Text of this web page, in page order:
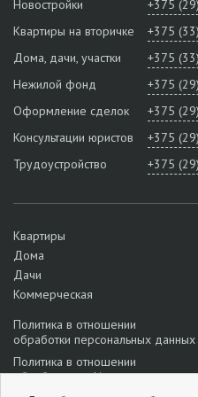
Новостройки
+375
Квартиры на вторичке
+375
Дома, дачи, участки
+375
Нежилой фонд
+375
Оформление сделок
+375
Консультации юристов
+375
Трудоустройство
+375
Квартиры
Дома
Дачи
Коммерческая
Политика в отношении
обработки персональных данных
Политика в отношении
обработки cookie